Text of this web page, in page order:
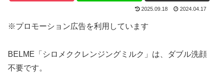
2025.09.18 2024.04.17
※プロモーション広告を利用しています
BELME「シロメククレンジングミルク」は、ダブル洗顔
不要です。